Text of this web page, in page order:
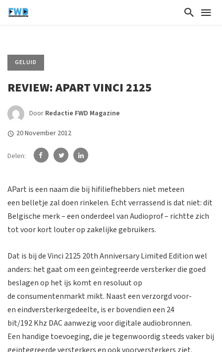
GELUID
REVIEW: APART VINCI 2125
Door Redactie FWD Magazine
20 November 2012
Delen:
APart is een naam die bij hifiliefhebbers niet meteen
een belletje zal doen rinkelen. Echt verrassend is dat niet: dit
Belgische merk – een onderdeel van Audioprof – richtte zich
tot voor kort louter op zakelijke gebruikers.
Dat is bij de Vinci 2125 20th Anniversary Limited Edition wel
anders: het gaat om een geïntegreerde versterker die goed
beslagen op het ijs komt en resoluut op
de consumentenmarkt mikt. Naast een verzorgd voor-
en eindversterkergedeelte, is er bovendien een 24
bit/192 Khz DAC aanwezig voor digitale audiobronnen.
Een handige toevoeging, die je tegenwoordig steeds vaker bij
geïntegreerde versterkers en ook voorversterkers ziet.